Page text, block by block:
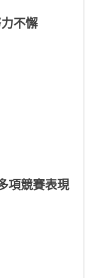
不懈
項競賽表現